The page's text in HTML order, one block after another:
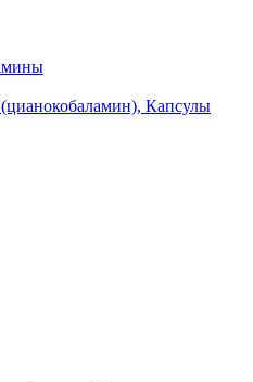
Капсулы